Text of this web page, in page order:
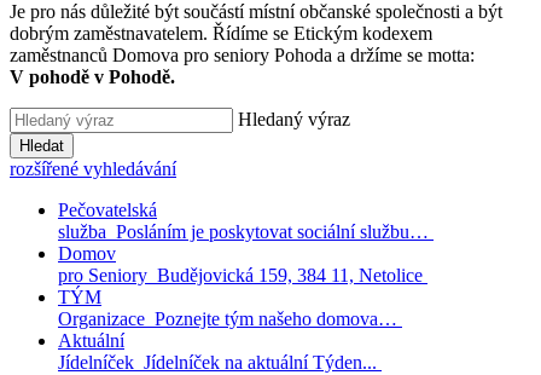
Je pro nás důležité být součástí místní občanské společnosti a být
dobrým zaměstnavatelem. Řídíme se Etickým kodexem
zaměstnanců Domova pro seniory Pohoda a držíme se motta:
V pohodě v Pohodě.
Hledaný výraz
Hledat
rozšířené vyhledávání
Pečovatelská
služba Posláním je poskytovat sociální službu…
Domov
pro Seniory Budějovická 159, 384 11, Netolice
TÝM
Organizace Poznejte tým našeho domova…
Aktuální
Jídelníček Jídelníček na aktuální Týden...